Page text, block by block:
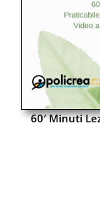
60′ Minuti